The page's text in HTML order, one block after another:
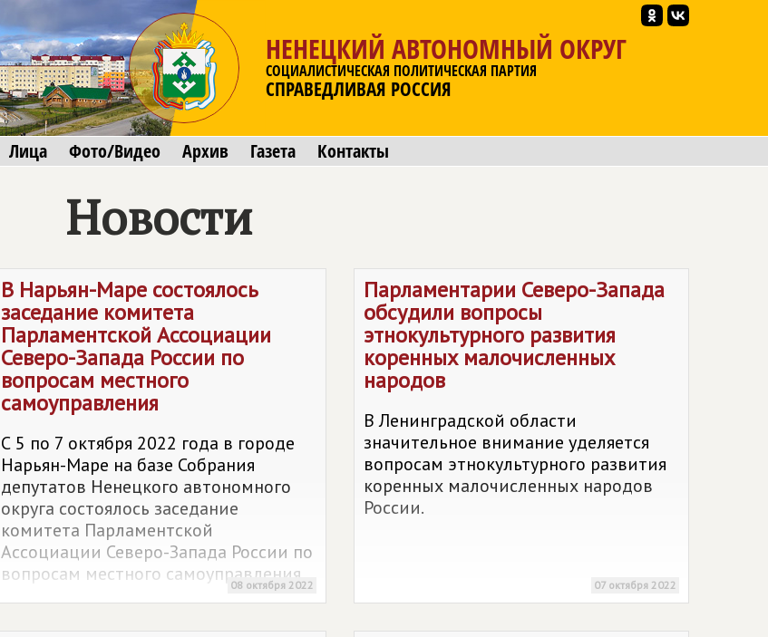
НЕНЕЦКИЙ АВТОНОМНЫЙ ОКРУГ
СОЦИАЛИСТИЧЕСКАЯ ПОЛИТИЧЕСКАЯ ПАРТИЯ
СПРАВЕДЛИВАЯ РОССИЯ
Лица Фото/Видео Архив Газета Контакты
Новости
В Нарьян-Маре состоялось
заседание комитета
Парламентской Ассоциации
Северо-Запада России по
вопросам местного
самоуправления
С 5 по 7 октября 2022 года в городе
Нарьян-Маре на базе Собрания
депутатов Ненецкого автономного
округа состоялось заседание
комитета Парламентской
Ассоциации Северо-Запада России по
вопросам местного самоуправления
08 октября 2022
Парламентарии Северо-Запада
обсудили вопросы
этнокультурного развития
коренных малочисленных
народов
В Ленинградской области
значительное внимание уделяется
вопросам этнокультурного развития
коренных малочисленных народов
России.
07 октября 2022